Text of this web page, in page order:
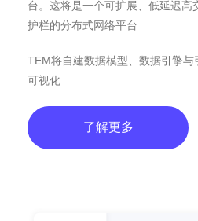
台。这将是一个可扩展、低延迟高
护栏的分布式网络平台
TEM将自建数据模型、数据引擎
可视化
了解更多